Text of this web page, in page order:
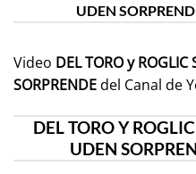
UDEN
Video DEL TORO y
SORPRENDEdel Canal de
DEL TORO Y
UDEN